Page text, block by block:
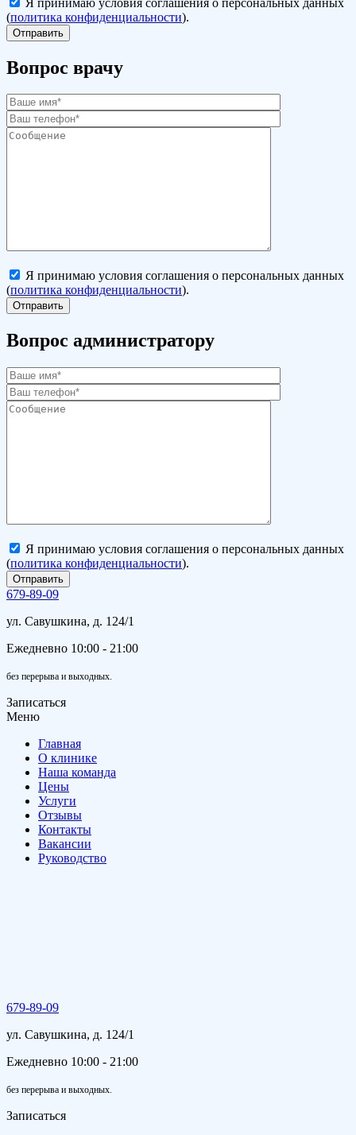
(политика конфиденциальности).
Вопрос врачу
Я принимаю условия соглашения о персональных данных
(политика конфиденциальности).
Вопрос администратору
Я принимаю условия соглашения о персональных данных
(политика конфиденциальности).
679-89-09
ул. Савушкина, д. 124/1
Ежедневно 10:00 - 21:00
без перерыва и выходных.
Записаться
Меню
Главная
О клинике
Наша команда
Цены
Услуги
Отзывы
Контакты
Вакансии
Руководство
679-89-09
ул. Савушкина, д. 124/1
Ежедневно 10:00 - 21:00
без перерыва и выходных.
Записаться